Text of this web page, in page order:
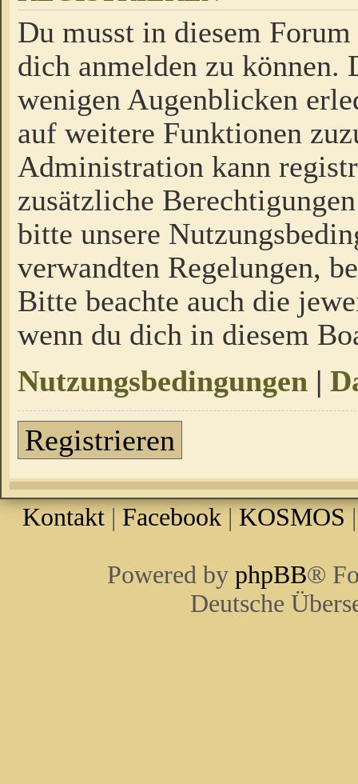
Du musst in diesem
dich anmelden zu
wenigen Augenblicken
auf weitere Funktionen
Administration kann
zusätzliche
bitte unsere
verwandten Regelungen,
Bitte beachte auch die
wenn du dich in diesem
Nutzungsbedingungen |
Registrieren
Kontakt | Facebook | KOSMOS
Powered by phpBB®
Deutsche